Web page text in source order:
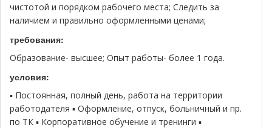
чистотой и порядком рабочего места; Следить за
наличием и правильно оформленными ценами;
требования:
Образование- высшее; Опыт работы- более 1 года.
условия:
▪ Постоянная, полный день, работа на территории
работодателя ▪ Оформление, отпуск, больничный и пр.
по ТК ▪ Корпоративное обучение и тренинги ▪